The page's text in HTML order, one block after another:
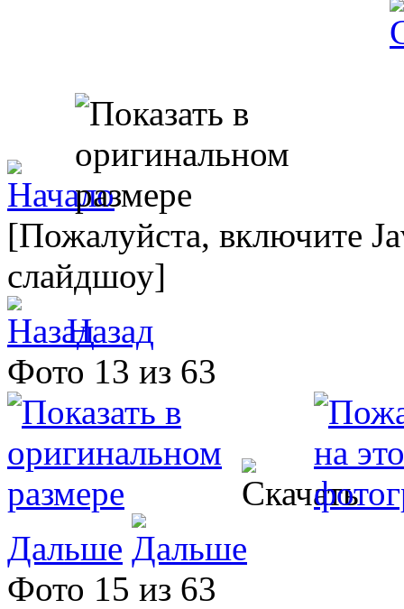
[Пожалуйста, включите
слайдшоу]
Назад
Фото 13 из 63
Дальше
Фото 15 из 63